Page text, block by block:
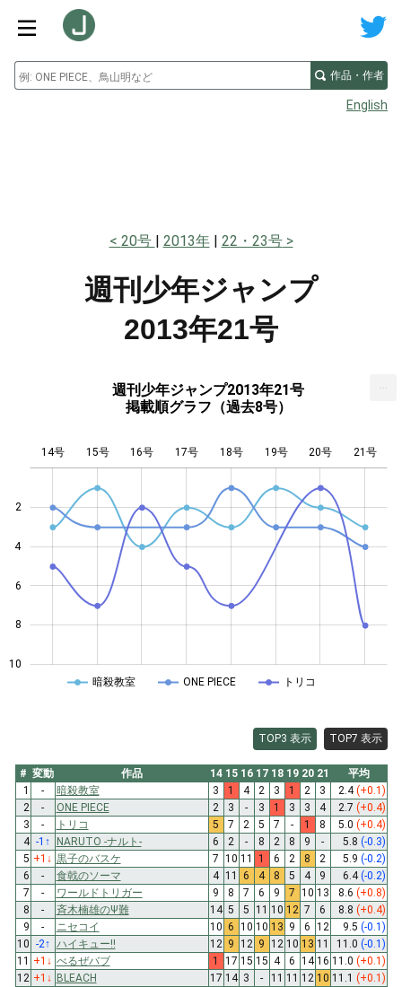
作品・作者
English
20号 2013年 22・23号
週刊少年ジャンプ
2013年21号
週刊少年ジャンプ2013年21号
掲載順グラフ（過去8号）
2
4
6
8
10
14号 15号 16号 17号 18号 19号 20号 21号
暗殺教室 ONE PIECE トリコ
TOP3 表示 TOP7 表示
# 変動 作品 14 15 16 17 18 19 20 21
平均
1
- 暗殺教室 3 1 4 2 3 1 2 3 2.4(+0.1)
2
- ONE PIECE 2 3 - 3 1 3 3 4 2.7 (+0.4)
3
- トリコ 5 7 2 5 7 - 1 8 5.0 (+0.4)
4 -1 ↑ NARUTO -ナルト- 6 2 - 8 2 8 9 - 5.8 (-0.3)
5 +1 ↓ 黒子のバスケ 7 10 11 1 6 2 8 2 5.9 (-0.2)
6
- 食戟のソーマ 4 11 6 4 8 5 4 9 6.4(-0.2)
7
- ワールドトリガー 9 8 7 6 9 7 10 13 8.6 (+0.8)
8
- 斉木楠雄のΨ難 14 5 5 11 10 12 7 6 8.8 (+0.4)
9
- ニセコイ 10 6 10 10 13 9 6 12 9.5 (-0.1)
10 -2↑ ハイキュー!! 12 9 12 9 12 10 13 11 11.0 (-0.1)
11 +1 ↓ べるぜバブ 1 17 15 15 4 6 14 16 11.0 (+0.1)
12 +1 ↓ BLEACH 17 14 3 - 11 11 12 10 11.1 (+0.1)